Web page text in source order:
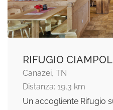
RIFUGIO
Canazei, TN
Distanza: 19,3 km
Un accogliente Rifugio